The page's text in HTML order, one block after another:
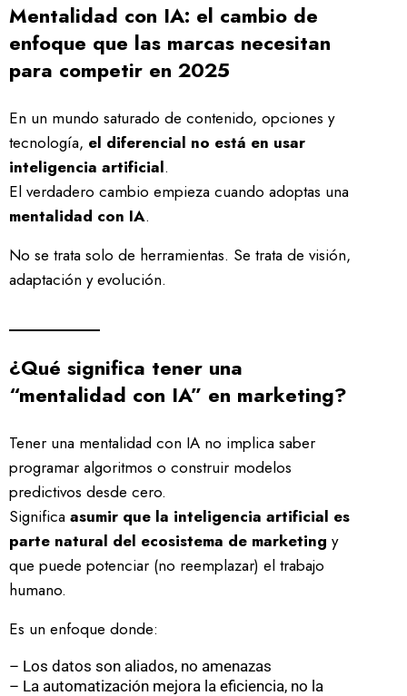
Mentalidad con IA: el cambio de
enfoque que las marcas necesitan
para competir en 2025
En un mundo saturado de contenido, opciones y
tecnología, el diferencial no está en usar
inteligencia artificial.
El verdadero cambio empieza cuando adoptas una
mentalidad con IA.
No se trata solo de herramientas. Se trata de visión,
adaptación y evolución.
¿Qué significa tener una
“mentalidad con IA” en marketing?
Tener una mentalidad con IA no implica saber
programar algoritmos o construir modelos
predictivos desde cero.
Significa asumir que la inteligencia artificial es
parte natural del ecosistema de marketing y
que puede potenciar (no reemplazar) el trabajo
humano.
Es un enfoque donde:
– Los datos son aliados, no amenazas
– La automatización mejora la eficiencia, no la